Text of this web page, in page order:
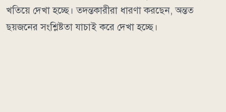
খতিয়ে দেখা হচ্ছে। তদন্তকারীরা ধারণা করছেন, অন্তত
ছয়জনের সংশ্লিষ্টতা যাচাই করে দেখা হচ্ছে।